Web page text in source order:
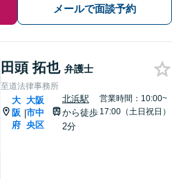
メールで面談予約
田頭 拓也 弁護士
至道法律事務所
大
阪
府
|
大阪
市中
央区
北浜駅
から徒歩
2分
営業時間：10:00~
17:00（土日祝日）